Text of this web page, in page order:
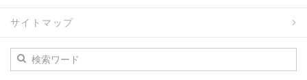
サイトマップ